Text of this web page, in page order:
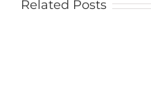
Related Posts